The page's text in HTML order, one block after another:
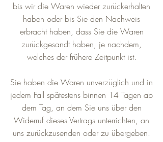
bis wir die Waren wieder zurückerhalten
haben oder bis Sie den Nachweis
erbracht haben, dass Sie die Waren
zurückgesandt haben, je nachdem,
welches der frühere Zeitpunkt ist.
Sie haben die Waren unverzüglich und in
jedem Fall spätestens binnen 14 Tagen ab
dem Tag, an dem Sie uns über den
Widerruf dieses Vertrags unterrichten, an
uns zurückzusenden oder zu übergeben.